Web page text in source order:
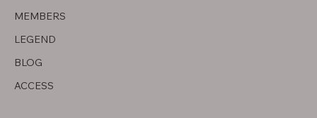
MEMBERS
LEGEND
BLOG
ACCESS